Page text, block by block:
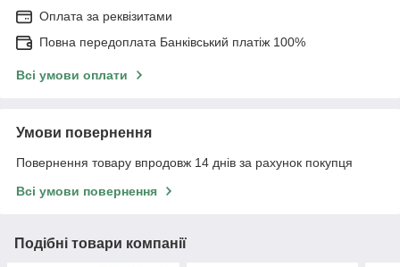
Оплата за реквізитами
Повна передоплата Банківський платіж 100%
Всі умови оплати
Умови повернення
Повернення товару впродовж 14 днів за рахунок покупця
Всі умови повернення
Подібні товари компанії